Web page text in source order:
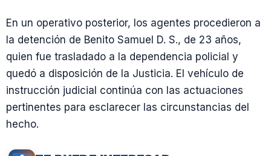
En un operativo posterior, los agentes procedieron a
la detención de Benito Samuel D. S., de 23 años,
quien fue trasladado a la dependencia policial y
quedó a disposición de la Justicia. El vehículo de
instrucción judicial continúa con las actuaciones
pertinentes para esclarecer las circunstancias del
hecho.